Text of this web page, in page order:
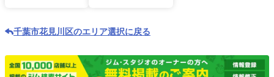
千葉市花見川区のエリア選択に戻る